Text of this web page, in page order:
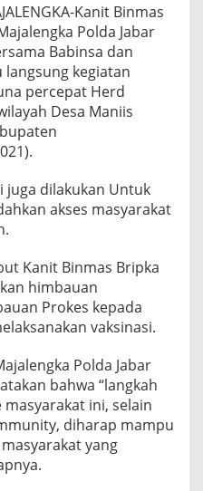
Kanit Binmas
Polda Jabar
Babinsa dan
kegiatan
percepat Herd
Desa Maniis
juga dilakukan Untuk
akses masyarakat
Kanit Binmas Bripka
himbauan
Prokes kepada
vaksinasi.
Polda Jabar
bahwa “langkah
ini, selain
diharap mampu
yang